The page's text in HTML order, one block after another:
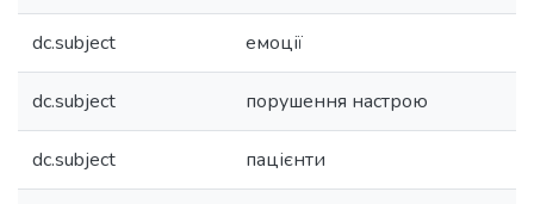
dc.subject емоції
dc.subject порушення настрою
dc.subject пацієнти